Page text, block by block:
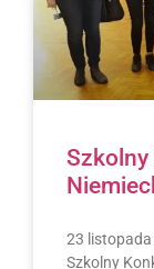
23 listopada
Szkolny